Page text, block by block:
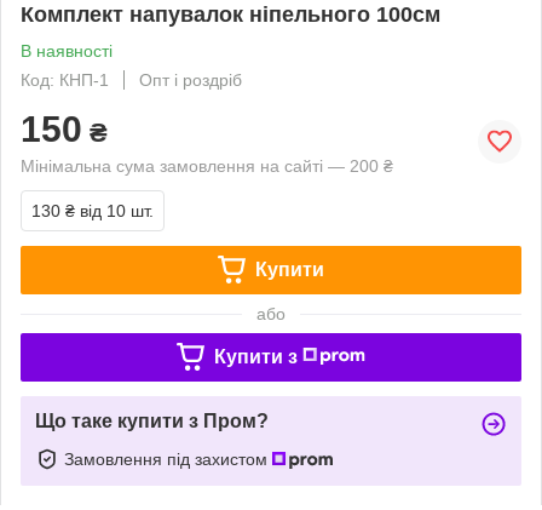
Комплект напувалок ніпельного 100см
В наявності
Код: КНП-1
Опт і роздріб
150 ₴
Мінімальна сума замовлення на сайті — 200 ₴
130 ₴ від 10 шт.
Купити
або
Купити з
Що таке купити з Пром?
Замовлення під захистом